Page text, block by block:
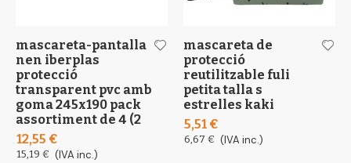
mascareta-pantalla
nen iberplas
protecció
transparent pvc amb
goma 245x190 pack
assortiment de 4 (2
12,55 €
15,19 € (IVA inc.)
mascareta de
protecció
reutilitzable fuli
petita talla s
estrelles kaki
5,51 €
6,67 € (IVA inc.)